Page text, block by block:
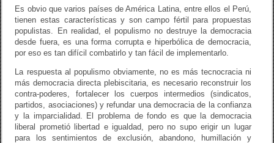
Es obvio que varios países de América Latina, entre ellos el Perú,
tienen estas características y son campo fértil para propuestas
populistas. En realidad, el populismo no destruye la democracia
desde fuera, es una forma corrupta e hiperbólica de democracia,
por eso es tan difícil combatirlo y tan fácil de implementarlo.
La respuesta al populismo obviamente, no es más tecnocracia ni
más democracia directa plebiscitaria, es necesario reconstruir los
contra-poderes, fortalecer los cuerpos intermedios (sindicatos,
partidos, asociaciones) y refundar una democracia de la confianza
y la imparcialidad. El problema de fondo es que la democracia
liberal prometió libertad e igualdad, pero no supo erigir un lugar
para los sentimientos de exclusión, abandono, humillación y